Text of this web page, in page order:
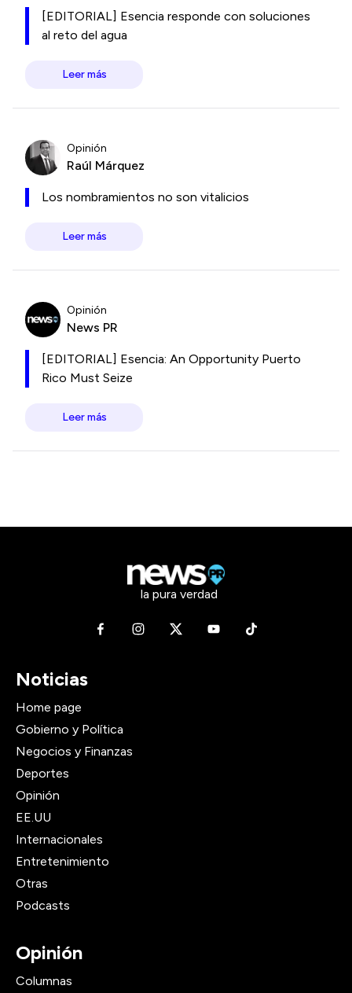
[EDITORIAL] Esencia responde con soluciones
al reto del agua
Leer más
Opinión
Raúl Márquez
Los nombramientos no son vitalicios
Leer más
Opinión
News PR
[EDITORIAL] Esencia: An Opportunity Puerto
Rico Must Seize
Leer más
la pura verdad
Noticias
Home page
Gobierno y Política
Negocios y Finanzas
Deportes
Opinión
EE.UU
Internacionales
Entretenimiento
Otras
Podcasts
Opinión
Columnas